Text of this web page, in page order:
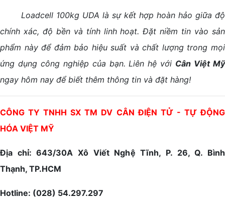
Loadcell 100kg UDA là sự kết hợp hoàn hảo giữa độ
chính xác, độ bền và tính linh hoạt. Đặt niềm tin vào sản
phẩm này để đảm bảo hiệu suất và chất lượng trong mọi
ứng dụng công nghiệp của bạn. Liên hệ với Cân Việt Mỹ
ngay hôm nay để biết thêm thông tin và đặt hàng!
CÔNG TY TNHH SX TM DV CÂN ĐIỆN TỬ - TỰ ĐỘNG
HÓA VIỆT MỸ
Địa chỉ: 643/30A Xô Viết Nghệ Tĩnh, P. 26, Q. Bình
Thạnh, TP.HCM
Hotline: (028) 54.297.297